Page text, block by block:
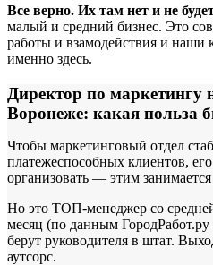
Все верно. Их там нет и не
малый и средний бизнес. Это
работы и взамодействия и наши
именно здесь.
Директор по маркетингу
Воронеже: какая польза
Чтобы маркетинговый отдел
платежеспособных клиентов,
организовать — этим
Но это ТОП-менеджер со
месяц (по данным ГородРабот.ру
берут руководителя в штат.
аутсорс.